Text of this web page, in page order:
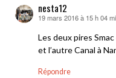
nesta12
dit :
19 mars 2016 à 15 h 04
Les deux pires
et l’autre Canal à
Répondre